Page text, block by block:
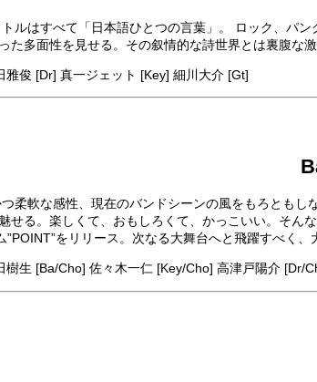
ルはすべて「日本語ひとつの言葉」。 ロック、パ
た多面性を見せる。その叙情的な詩世界とは裏腹
俊 [Dr] 真一ジェット [Key] 細川大介 [Gt]
柔軟な感性、現在のバンドシーンの風をもろとも
せる。楽しくて、おもしろくて、かっこいい。そ
をリリース。次なる大舞台へと飛躍すべく
生 [Ba/Cho] 佐々木一仁 [Key/Cho] 高津戸陽介 [Dr/